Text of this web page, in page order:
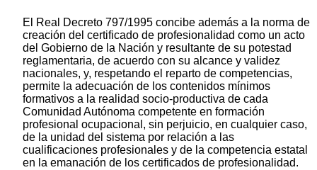
El Real Decreto 797/1995 concibe además a la norma de
creación del certificado de profesionalidad como un acto
del Gobierno de la Nación y resultante de su potestad
reglamentaria, de acuerdo con su alcance y validez
nacionales, y, respetando el reparto de competencias,
permite la adecuación de los contenidos mínimos
formativos a la realidad socio-productiva de cada
Comunidad Autónoma competente en formación
profesional ocupacional, sin perjuicio, en cualquier caso,
de la unidad del sistema por relación a las
cualificaciones profesionales y de la competencia estatal
en la emanación de los certificados de profesionalidad.